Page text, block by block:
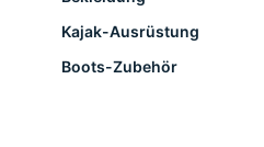
Kajak-Ausrüstung
Boots-Zubehör